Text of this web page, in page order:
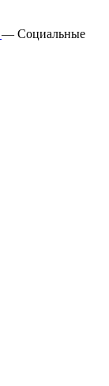
— Социальные